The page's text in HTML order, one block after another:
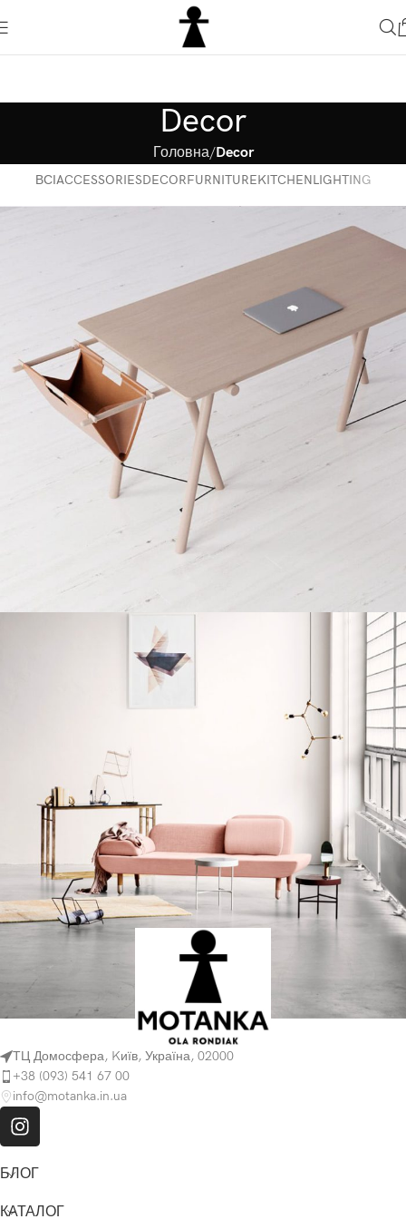
Decor
Головна Decor
ВСІACCESSORIESDECORFURNITUREKITCHENLIGHTING
Decor
Et vestibulum quis a suspendisse
Decor
Rhoncus quisque sollicitudin
ТЦ Домосфера, Kиїв, Україна, 02000
+38 (093) 541 67 00
info@motanka.in.ua
БЛОГ
КАТАЛОГ